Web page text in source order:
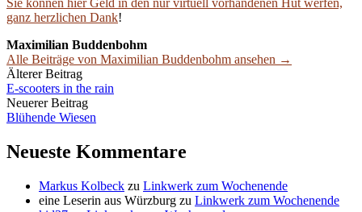
ganz herzlichen Dank!
Maximilian Buddenbohm
Alle Beiträge von Maximilian Buddenbohm ansehen →
Beitrags-
Navigation
Älterer Beitrag
E-scooters in the rain
Neuerer Beitrag
Blühende Wiesen
Neueste Kommentare
Markus Kolbeck zu Linkwerk zum Wochenende
eine Leserin aus Würzburg zu Linkwerk zum Wochenende